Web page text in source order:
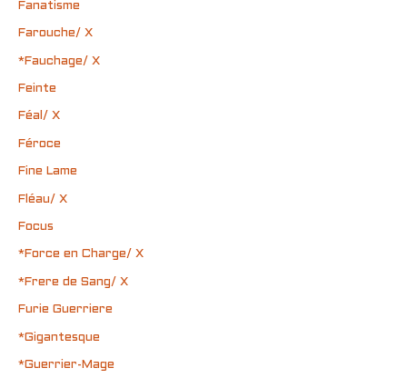
Fanatisme
Farouche/ X
*Fauchage/ X
Feinte
Féal/ X
Féroce
Fine Lame
Fléau/ X
Focus
*Force en Charge/ X
*Frere de Sang/ X
Furie Guerriere
*Gigantesque
*Guerrier-Mage